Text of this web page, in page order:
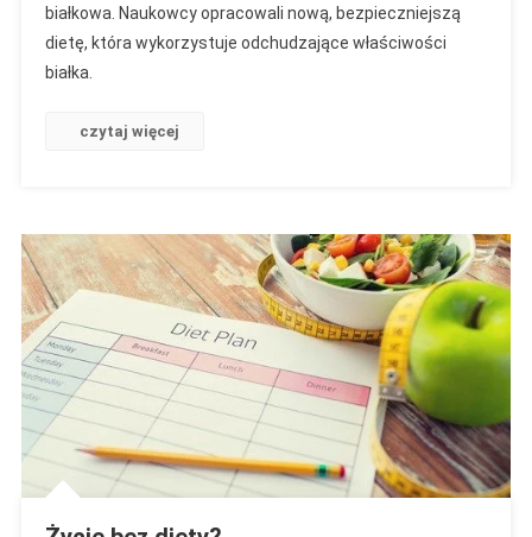
białkowa. Naukowcy opracowali nową, bezpieczniejszą
dietę, która wykorzystuje odchudzające właściwości
białka.
czytaj więcej